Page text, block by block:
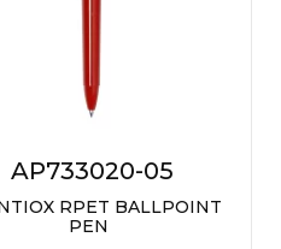
AP733020-05
RPET BALLPOINT
PEN